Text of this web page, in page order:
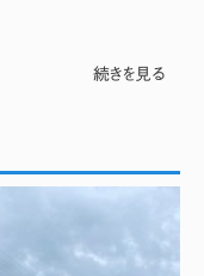
続きを見る